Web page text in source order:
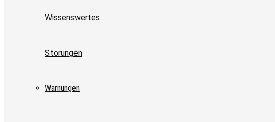
Wissenswertes
Störungen
Warnungen